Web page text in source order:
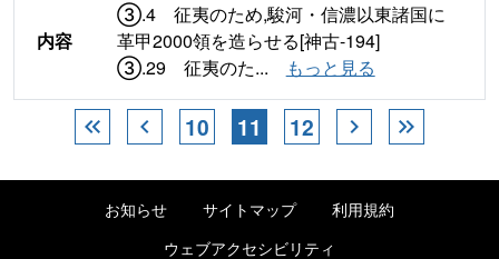
内容
③.4 征夷のため,駿河・信濃以東諸国に
革甲2000領を造らせる[神古-194]
③.29 征夷のた...
もっと見る
keyboard_double_arrow_left chevron_left 10 11 12 chevron_right keyboard_double_arrow_right
お知らせ サイトマップ
利用規約
ウェブアクセシビリティ